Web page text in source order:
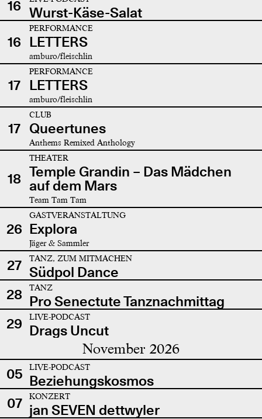
16 Wurst-Käse-Salat
16
PERFORMANCE
LETTERS
amburo/fleischlin
17
PERFORMANCE
LETTERS
amburo/fleischlin
17
CLUB
Queertunes
Anthems Remixed Anthology
18
THEATER
Temple Grandin – Das Mädchen
auf dem Mars
Team Tam Tam
26
GASTVERANSTALTUNG
Explora
Jäger & Sammler
27 TANZ, ZUM MITMACHEN
Südpol Dance
28
TANZ
Pro Senectute Tanznachmittag
29
LIVE-PODCAST
Drags Uncut
November 2026
05 LIVE-PODCAST
Beziehungskosmos
07
KONZERT
jan SEVEN dettwyler